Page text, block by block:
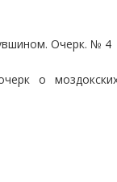
Очерк. № 4
о